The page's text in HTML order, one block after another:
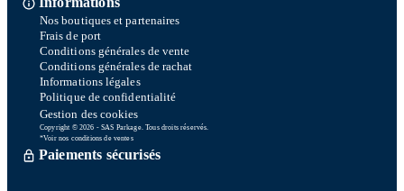
Nos boutiques et partenaires
Frais de port
Conditions générales de vente
Conditions générales de rachat
Informations légales
Politique de confidentialité
Gestion des cookies
Copyright © 2026 - SAS Parkage. Tous droits réservés.
*Voir nos conditions de ventes
Paiements sécurisés